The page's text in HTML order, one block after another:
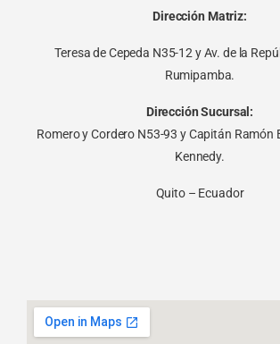
Dirección Matriz:
Teresa de Cepeda N35-12 y Av. de la
Rumipamba.
Dirección Sucursal:
Romero y Cordero N53-93 y Capitán Ramón
Kennedy.
Quito – Ecuador